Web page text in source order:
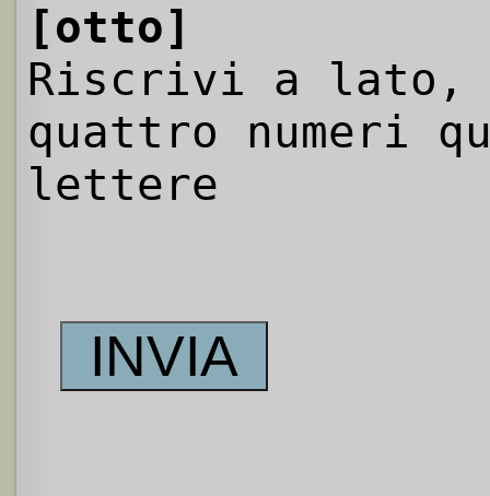
[otto]
Riscrivi a
quattro numeri
lettere